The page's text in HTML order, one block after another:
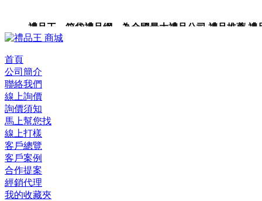
禮品王 箱袋禮品網 為全國最大禮品公司,禮品推薦,禮
卡,企業禮品,禮品小物,高級禮品,禮品網站。
首頁
公司簡介
聯絡我們
線上詢價
詢價須知
馬上幫您找
線上打樣
客戶總覽
客戶案例
合作提案
經銷代理
我的收藏夾